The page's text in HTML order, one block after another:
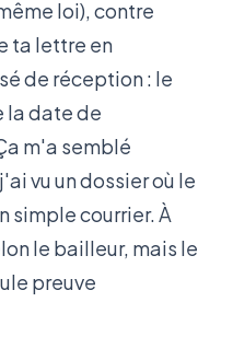
loi), contre
ta lettre en
de réception : le
la date de
m'a semblé
vu un dossier où le
simple courrier. À
le bailleur, mais le
preuve